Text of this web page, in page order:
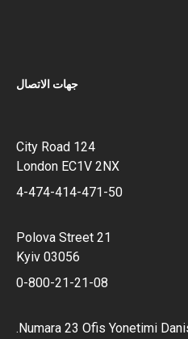
جهات الاتصال
London EC1V 2NX
4-474-414-471-50
Polova Street 21
Kyiv 03056
0-800-21-21-08
Numara 23 Ofis